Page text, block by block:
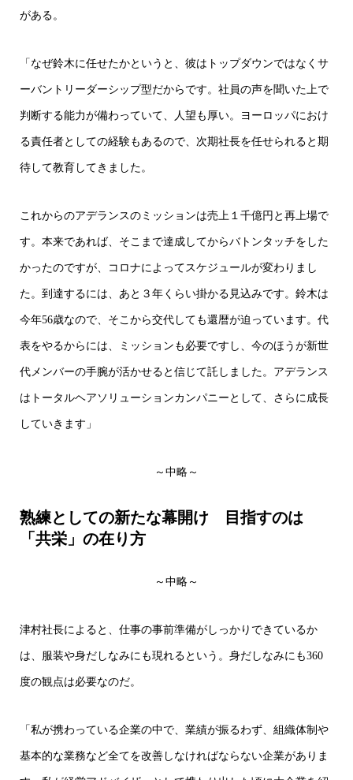
がある。
「なぜ鈴木に任せたかというと、彼はトップダウンではなくサ
ーバントリーダーシップ型だからです。社員の声を聞いた上で
判断する能力が備わっていて、人望も厚い。ヨーロッパにおけ
る責任者としての経験もあるので、次期社長を任せられると期
待して教育してきました。
これからのアデランスのミッションは売上１千億円と再上場で
す。本来であれば、そこまで達成してからバトンタッチをした
かったのですが、コロナによってスケジュールが変わりまし
た。到達するには、あと３年くらい掛かる見込みです。鈴木は
今年56歳なので、そこから交代しても還暦が迫っています。代
表をやるからには、ミッションも必要ですし、今のほうが新世
代メンバーの手腕が活かせると信じて託しました。アデランス
はトータルヘアソリューションカンパニーとして、さらに成長
していきます」
～中略～
熟練としての新たな幕開け 目指すのは
「共栄」の在り方
～中略～
津村社長によると、仕事の事前準備がしっかりできているか
は、服装や身だしなみにも現れるという。身だしなみにも360
度の観点は必要なのだ。
「私が携わっている企業の中で、業績が振るわず、組織体制や
基本的な業務など全てを改善しなければならない企業がありま